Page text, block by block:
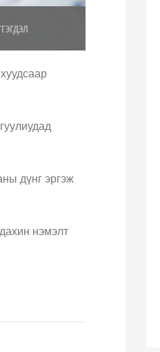
дүнг эргэж
нэмэлт